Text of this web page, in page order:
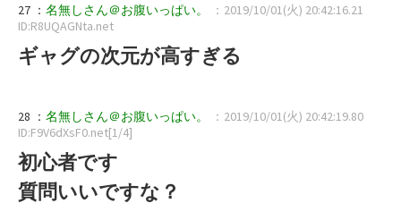
27 ： 名無しさん＠お腹いっぱい。
：2019/10/01(火) 20:42:16.21
ID:R8UQAGNta.net
ギャグの次元が高すぎる
28 ： 名無しさん＠お腹いっぱい。
：2019/10/01(火) 20:42:19.80
ID:F9V6dXsF0.net[1/4]
初心者です
質問いいですな？